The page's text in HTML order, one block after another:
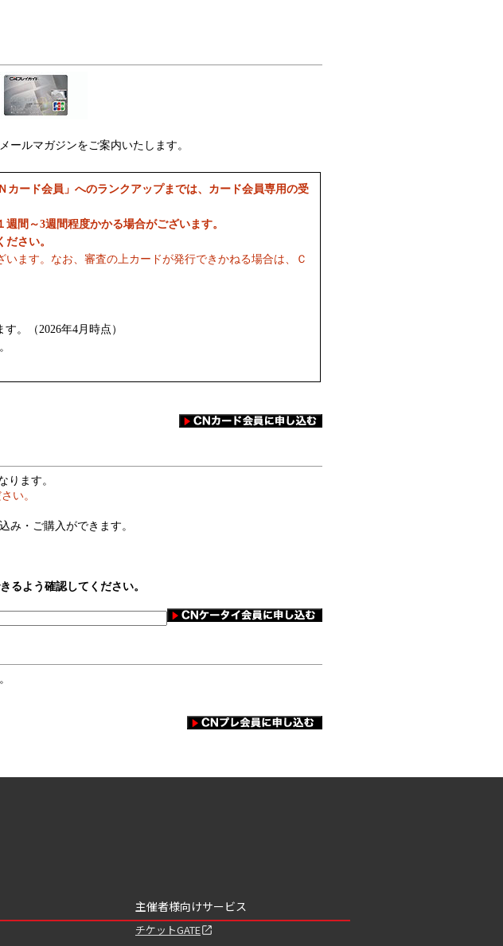
ールマガジンをご案内いたします。
ード会員」へのランクアップまでは、カード会員専用の受
間～3週間程度かかる場合がございます。
さい。
ます。なお、審査の上カードが発行できかねる場合は、Ｃ
。（2026年4月時点）
ります。
い。
み・ご購入ができます。
るよう確認してください。
主催者様向けサービス
チケットGATE